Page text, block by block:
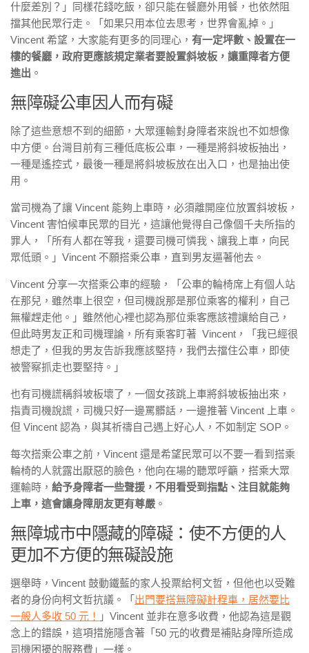
什麼差別？」同樣花錢吃飯，卻只能在餐廳外用餐，也依然阻
擋其他民眾行走。「如果只用本位去思考，世界會亂掉。」
Vincent 希望，大家能有更多的同理心， 有一定坪數、設置在一
樓的餐廳，政府更應該規定業者要設置斜坡板，讓重障者方便
進出 。
無障礙公車因人而有礙
除了這些意想不到的細節，大眾運輸對身障者來說也不如想像
中方便。台灣目前有三種低底板公車，一種是將斜坡板抽出，
一種是遙控式，最後一種是將斜坡板放在出入口，也是抽出使
用。
當司機為了讓 Vincent 能夠上車時，必須離開座位放置斜坡板，
Vincent 害怕候車民眾的目光，這讓他覺得自己像個千夫所指的
罪人，「所有人都在等我，還要司機可憐我、讓我上車，向民
眾低頭。」Vincent 不願搭乘公車，直到男友逼著他去。
Vincent 分享一次搭乘公車的經驗，「公車的輪椅席上有個人站
在那兒，雖然車上很空，但司機說那是那位乘客的權利，自己
無權趕走他。」雖然他心裡也認為那位乘客應該禮讓給自己，
但此時男友正和司機理論，所有乘客盯著 Vincent，「我已經很
想走了，但我的男友告訴我應該堅持，我們去擋住公車，即使
被警察抓走也要堅持。」
也有司機謊稱斜坡板壞了，一個女孩跳上車將斜坡板抽出來，
指責司機說謊，司機只好一邊罵髒話，一邊推著 Vincent 上車。
但 Vincent 認為，與其祈禱自己遇上好心人，不如制定 SOP。
每次搭乘公車之前，Vincent 還是希望民眾可以不要一看到搭乘
輪椅的人就露出厭惡的臉色，他向在場的聽眾呼籲，搭乘大眾
運輸時， 給予身障者一些聲援，不用看受到指點、注目就能夠
上車，這會讓身障朋友更有尊嚴 。
無障城市中隱藏的障礙：使不方便的人
更加不方便的無礙設施
選舉時，Vincent 鼓動鐵藍的家人投票給柯文哲，但他也以受難
者的身份向柯文哲抗議。「 出門要搭無障礙計程車，居然要比
一般人多收 50 元！ 」Vincent 並非在意多收費，他認為這是觀
念上的錯誤，這項措施隱含著「50 元的收費是補貼身障所造成
司機困擾的服務費」一樣。